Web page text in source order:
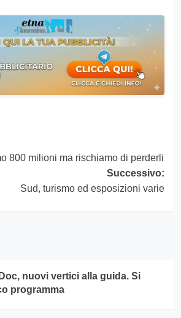
800 milioni ma rischiamo di perderli
Successivo:
Sud, turismo ed esposizioni varie
nuovi vertici alla guida. Si
programma